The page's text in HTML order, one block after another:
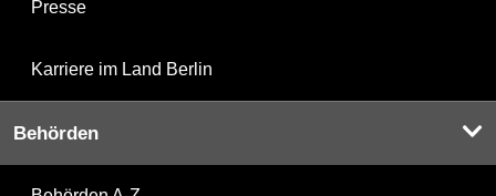
Presse
Karriere im Land Berlin
Behörden